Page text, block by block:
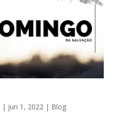
| jun 1, 2022| Blog